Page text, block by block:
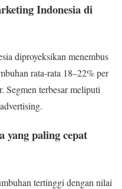
Indonesia di
diproyeksikan menembus
rata-rata 18–22% per
Segmen terbesar meliputi
yang paling cepat
tertinggi dengan nilai